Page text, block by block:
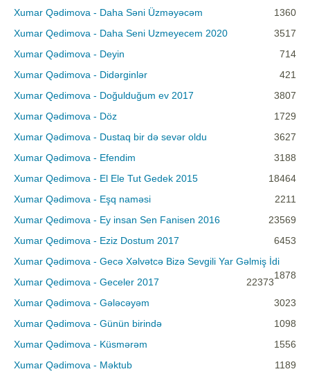
Xumar Qədimova - Daha Səni Üzməyəcəm
1360
Xumar Qedimova - Daha Seni Uzmeyecem 2020
3517
Xumar Qədimova - Deyin
714
Xumar Qədimova - Didərginlər
421
Xumar Qedimova - Doğulduğum ev 2017
3807
Xumar Qədimova - Döz
1729
Xumar Qədimova - Dustaq bir də sevər oldu
3627
Xumar Qədimova - Efendim
3188
Xumar Qedimova - El Ele Tut Gedek 2015
18464
Xumar Qədimova - Eşq naməsi
2211
Xumar Qedimova - Ey insan Sen Fanisen 2016
23569
Xumar Qedimova - Eziz Dostum 2017
6453
Xumar Qədimova - Gecə Xəlvətcə Bizə Sevgili Yar Gəlmiş İdi
1878
Xumar Qedimova - Geceler 2017
22373
Xumar Qədimova - Gələcəyəm
3023
Xumar Qədimova - Günün birində
1098
Xumar Qədimova - Küsmərəm
1556
Xumar Qədimova - Məktub
1189